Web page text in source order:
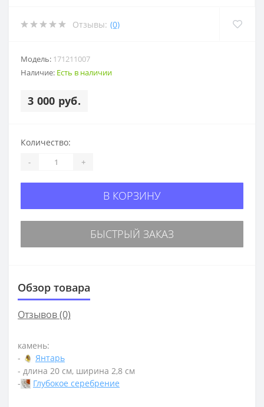
Отзывы: (0)
Модель: 171211007
Наличие: Есть в наличии
3 000 руб.
Количество:
- +
В КОРЗИНУ
БЫСТРЫЙ ЗАКАЗ
Обзор товара
Отзывов (0)
камень:
-
Янтарь
- длина 20 см, ширина 2,8 см
-
Глубокое серебрение